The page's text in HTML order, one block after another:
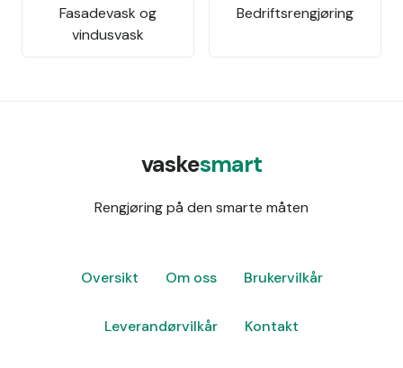
Fasadevask og
vindusvask
Bedriftsrengjøring
vaskesmart
Rengjøring på den smarte måten
Oversikt Om oss Brukervilkår
Leverandørvilkår Kontakt